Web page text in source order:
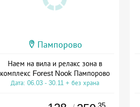
Пампорово
Наем на вила и релакс зона в
комплекс Forest Nook Пампорово
Дата: 06.03 - 30.11 + без храна
.35